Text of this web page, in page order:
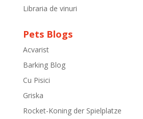
Libraria de vinuri
Pets Blogs
Acvarist
Barking Blog
Cu Pisici
Griska
Rocket-Koning der Spielplatze